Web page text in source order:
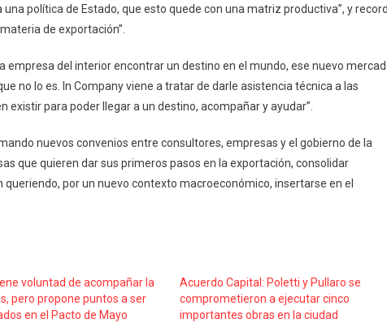
política de Estado, que esto quede con una matriz productiva”, y
de exportación”.
empresa del interior encontrar un destino en el mundo, ese nuevo
no lo es. In Company viene a tratar de darle asistencia técnica a las
para poder llegar a un destino, acompañar y ayudar”.
nuevos convenios entre consultores, empresas y el gobierno de la
que quieren dar sus primeros pasos en la exportación, consolidar
por un nuevo contexto macroeconómico, insertarse en el
voluntad de acompañar la
pero propone puntos a ser
en el Pacto de Mayo
Acuerdo Capital: Poletti y Pullaro se
comprometieron a ejecutar cinco
importantes obras en la ciudad